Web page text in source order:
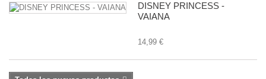
DISNEY PRINCESS -
VAIANA
14,99 €